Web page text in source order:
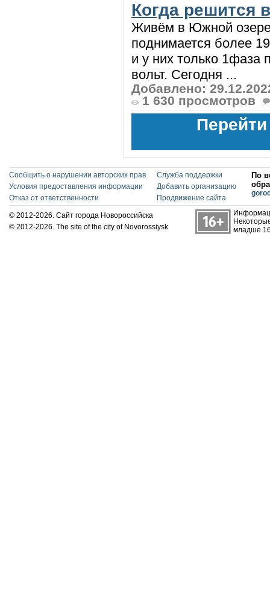
Когда решится
Живём в Южной
поднимается более
и у них только 1фаза
вольт. Сегодня ...
Добавлено:
1 630 просмотров
Сообщить о нарушении авторских прав
Условия предоставления информации
Отказ от ответственности
Служба поддержки
Добавить организацию
Продвижение сайта
По
© 2012-2026. Сайт города Новороссийска
© 2012-2026. The site of the city of Novorossiysk
младше